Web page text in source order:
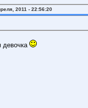
2011 - 22:56:20
девочка